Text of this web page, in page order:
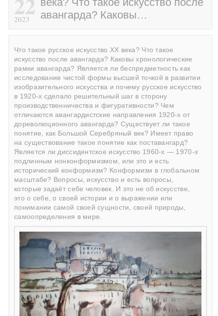
2023
авангарда? Каковы…
Что такое русское искусство ХХ века? Что такое
искусство после авангарда? Каковы хронологические
рамки авангарда? Является ли беспредметность как
исследование чистой формы высшей точкой в развитии
изобразительного искусства и почему русское искусство
в 1920-х сделало решительный шаг в сторону
производственничества и фигуративности? Чем
отличаются авангардистские направления 1920-х от
дореволюционного авангарда? Существует ли такое
понятие, как Большой Серебряный век? Имеет право
на существование такое понятие как поставангард?
Является ли диссидентское искусство 1960-х — 1970-х
подлинным нонконформизмом, или это и есть
исторический конформизм? Конформизм в глобальном
масштабе? Вопросы, искусство и есть вопросы,
которые задаёт себе человек. И это не об искусстве,
это о себе, о своей истории и о выражении или
понимании самой своей сущности, своей природы,
самоопределения в мире.